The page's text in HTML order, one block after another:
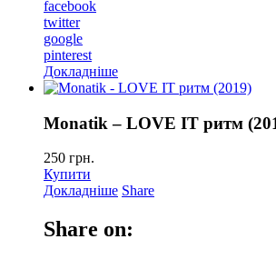
facebook
twitter
google
pinterest
Докладніше
Monatik – LOVE IT ритм
250 грн.
Купити
Докладніше Share
Share on: